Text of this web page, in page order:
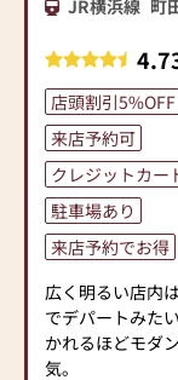
≪はせがわ店舗
のご案内≫
●仏壇・仏具・お
続・遺品整理のご
●ご来店予約(ペ
の「来店予約ボ
らお申込ください)
●お電話(ご相談
のご注文を承りま
電話時に「いい
た」とお伝えく
●訪問(はせがわ
スタッフがご相
品から仏具のお祀
丁寧に真心を込
します。
仏事ごとのお悩み
相談などもお気軽
せください！
アットホームな親
すいお店づくりを
ています。
ぞご来店くださ
JR横浜線 町
店頭割引5%OFF
来店予約可
クレジットカー
駐車場あり
来店予約でお得
広く明るい店内
でデパートみた
かれるほどモダ
気。